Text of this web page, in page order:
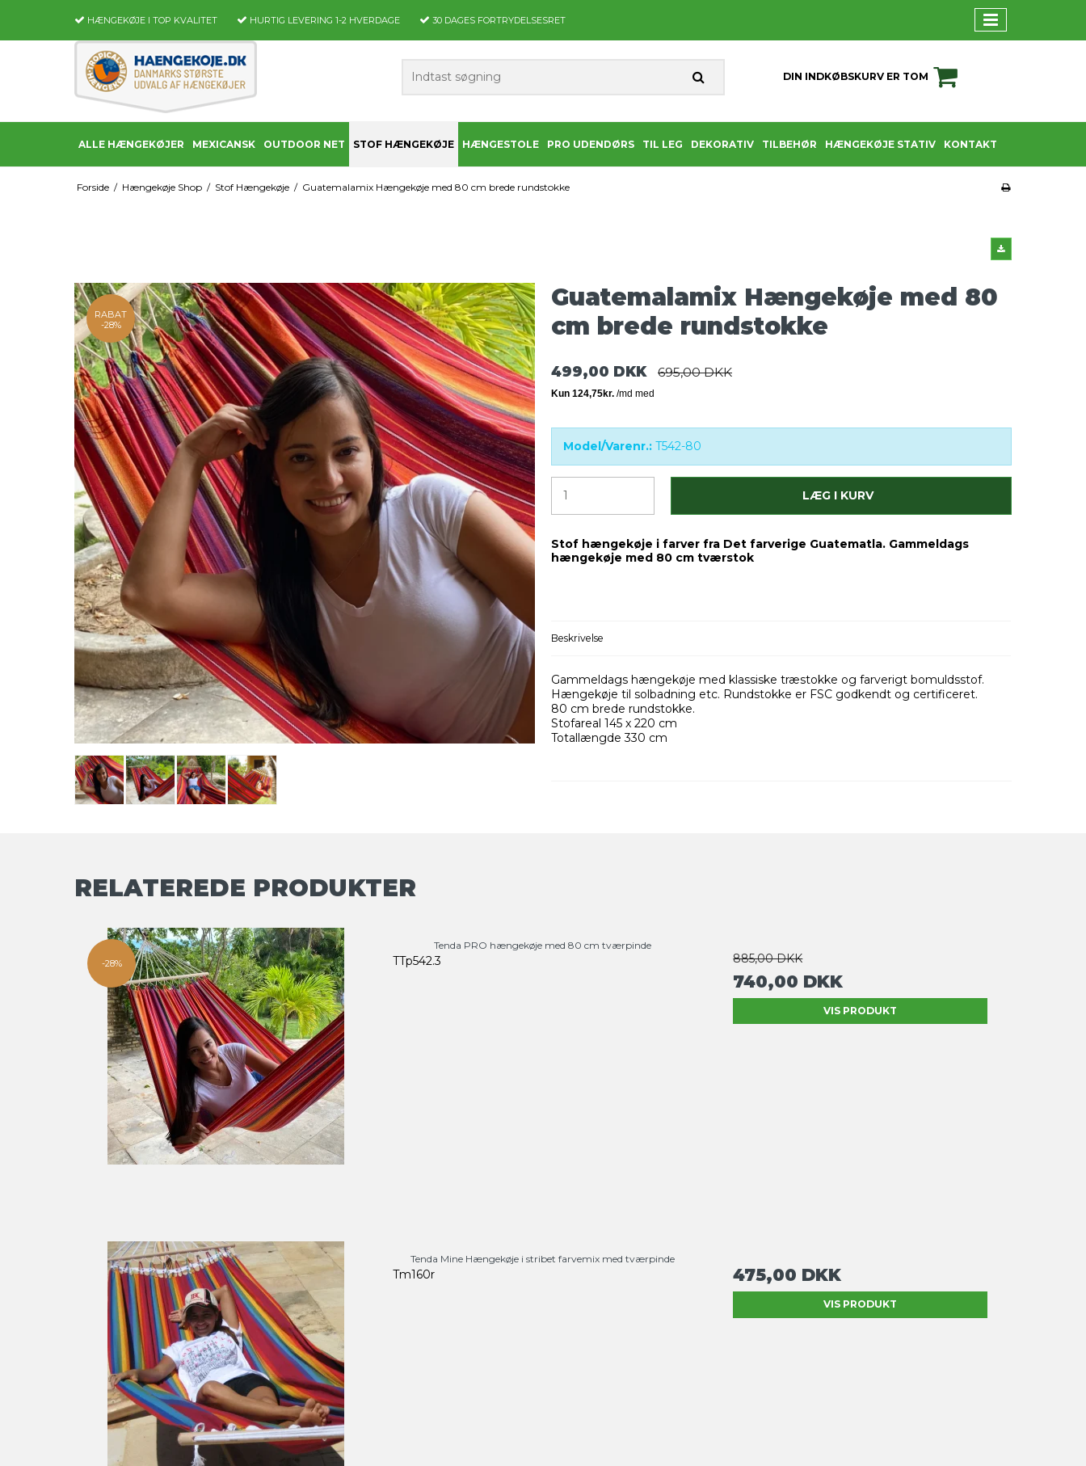
HÆNGEKØJE I TOP KVALITET HURTIG LEVERING 1-2 HVERDAGE 30 DAGES FORTRYDELSESRET
DIN INDKØBSKURV ER TOM
ALLE HÆNGEKØJER MEXICANSK OUTDOOR NET STOF HÆNGEKØJE HÆNGESTOLE PRO UDENDØRS TIL LEG DEKORATIV TILBEHØR HÆNGEKØJE STATIV KONTAKT
Forside / Hængekøje Shop / Stof Hængekøje / Guatemalamix Hængekøje med 80 cm brede rundstokke
RABAT
-28%
Guatemalamix Hængekøje med 80
cm brede rundstokke
499,00 DKK 695,00 DKK
Model/Varenr.: T542-80
LÆG I KURV
Stof hængekøje i farver fra Det farverige Guatematla. Gammeldags
hængekøje med 80 cm tværstok
Beskrivelse
Gammeldags hængekøje med klassiske træstokke og farverigt bomuldsstof.
Hængekøje til solbadning etc. Rundstokke er FSC godkendt og certificeret.
80 cm brede rundstokke.
Stofareal 145 x 220 cm
Totallængde 330 cm
RELATEREDE PRODUKTER
-28%
Tenda PRO hængekøje med 80 cm tværpinde
TTp542.3 885,00 DKK
740,00 DKK
VIS PRODUKT
Tenda Mine Hængekøje i stribet farvemix med tværpinde
Tm160r 475,00 DKK
VIS PRODUKT